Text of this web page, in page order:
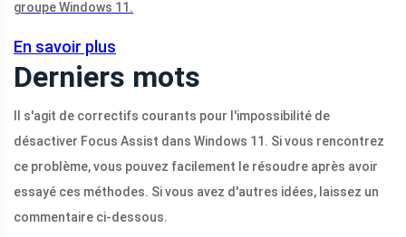
groupe Windows 11.
En savoir plus
Derniers mots
Il s'agit de correctifs courants pour l'impossibilité de
désactiver Focus Assist dans Windows 11. Si vous rencontrez
ce problème, vous pouvez facilement le résoudre après avoir
essayé ces méthodes. Si vous avez d'autres idées, laissez un
commentaire ci-dessous.